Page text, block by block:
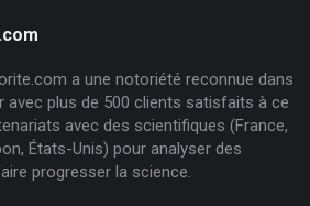
a une notoriété reconnue dans
avec plus de 500 clients satisfaits à ce
avec des scientifiques (France,
États-Unis) pour analyser des
progresser la science.